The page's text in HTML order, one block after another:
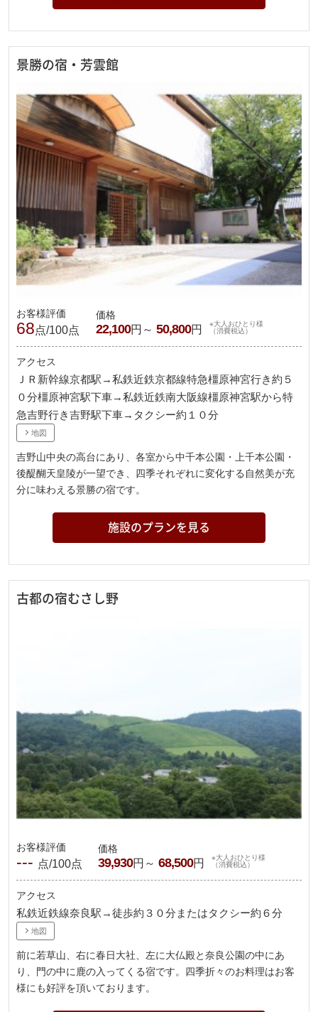
景勝の宿・芳雲館
お客様評価
68点/100点
価格
22,100円～ 50,800円
※大人おひとり様
（消費税込）
アクセス
ＪＲ新幹線京都駅→私鉄近鉄京都線特急橿原神宮行き約５
０分橿原神宮駅下車→私鉄近鉄南大阪線橿原神宮駅から特
急吉野行き吉野駅下車→タクシー約１０分
地図
吉野山中央の高台にあり、各室から中千本公園・上千本公園・
後醍醐天皇陵が一望でき、四季それぞれに変化する自然美が充
分に味わえる景勝の宿です。
施設のプランを見る
古都の宿むさし野
お客様評価
--- 点/100点
価格
39,930円～ 68,500円
※大人おひとり様
（消費税込）
アクセス
私鉄近鉄線奈良駅→徒歩約３０分またはタクシー約６分
地図
前に若草山、右に春日大社、左に大仏殿と奈良公園の中にあ
り、門の中に鹿の入ってくる宿です。四季折々のお料理はお客
様にも好評を頂いております。